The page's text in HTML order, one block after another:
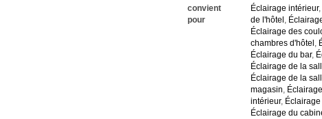
convient
pour
Éclairage intérieur,
de l'hôtel,
Éclairage des
chambres d'hôtel,
Éclairage du bar,
Éclairage de la
Éclairage de la
magasin,
intérieur,
Éclairage du